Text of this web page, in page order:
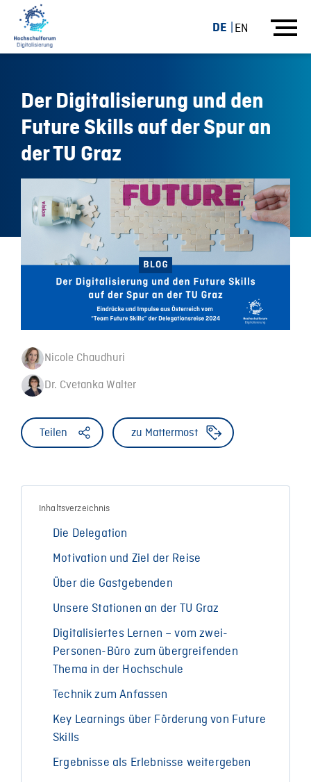
DE EN
Der Digitalisierung und den
Future Skills auf der Spur an
der TU Graz
Nicole Chaudhuri
Dr. Cvetanka Walter
Teilen zu Mattermost
Inhaltsverzeichnis
Die Delegation
Motivation und Ziel der Reise
Über die Gastgebenden
Unsere Stationen an der TU Graz
Digitalisiertes Lernen – vom zwei-
Personen-Büro zum übergreifenden
Thema in der Hochschule
Technik zum Anfassen
Key Learnings über Förderung von Future
Skills
Ergebnisse als Erlebnisse weitergeben